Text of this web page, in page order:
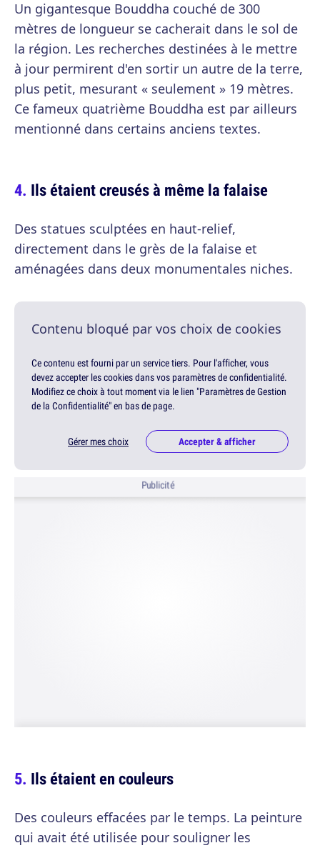
Un gigantesque Bouddha couché de 300
mètres de longueur se cacherait dans le sol de
la région. Les recherches destinées à le mettre
à jour permirent d'en sortir un autre de la terre,
plus petit, mesurant « seulement » 19 mètres.
Ce fameux quatrième Bouddha est par ailleurs
mentionné dans certains anciens textes.
Ils étaient creusés à même la falaise
Des statues sculptées en haut-relief,
directement dans le grès de la falaise et
aménagées dans deux monumentales niches.
Contenu bloqué par vos choix de cookies
Ce contenu est fourni par un service tiers. Pour l'afficher, vous
devez accepter les cookies dans vos paramètres de confidentialité.
Modifiez ce choix à tout moment via le lien "Paramètres de Gestion
de la Confidentialité" en bas de page.
Gérer mes choix Accepter & afficher
Publicité
Ils étaient en couleurs
Des couleurs effacées par le temps. La peinture
qui avait été utilisée pour souligner les